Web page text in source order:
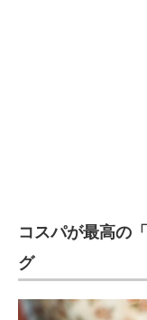
コスパが最高の
グ